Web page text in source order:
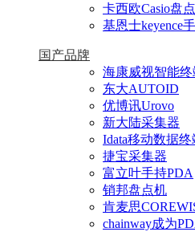
卡西欧Casio盘
基恩士keyence
国产品牌
海康威视智能终
东大AUTOID
优博讯Urovo
新大陆采集器
Idata移动数据终
捷宝采集器
富立叶手持PDA
销邦盘点机
肯麦思
chainway成为